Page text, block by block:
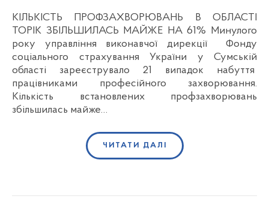
КІЛЬКІСТЬ ПРОФЗАХВОРЮВАНЬ В ОБЛАСТІ
ТОРІК ЗБІЛЬШИЛАСЬ МАЙЖЕ НА 61% Минулого
року управління виконавчої дирекції Фонду
соціального страхування України у Сумській
області зареєструвало 21 випадок набуття
працівниками професійного захворювання.
Кількість встановлених профзахворювань
збільшилась майже…
ЧИТАТИ ДАЛІ